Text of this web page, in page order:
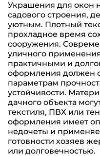
Украшения для окон
садового строения,
уютным. Плотный
прохладное время
сооружения.
уличного
практичными и
оформления должен
параметрам
устойчивости.
дачного объекта
текстиля, ПВХ или
оформления имеет
недочеты и
готовности хозяев
или долговечностью.